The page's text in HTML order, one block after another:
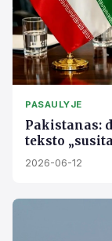
PASAULYJE
Pakistanas:
teksto
2026-06-12